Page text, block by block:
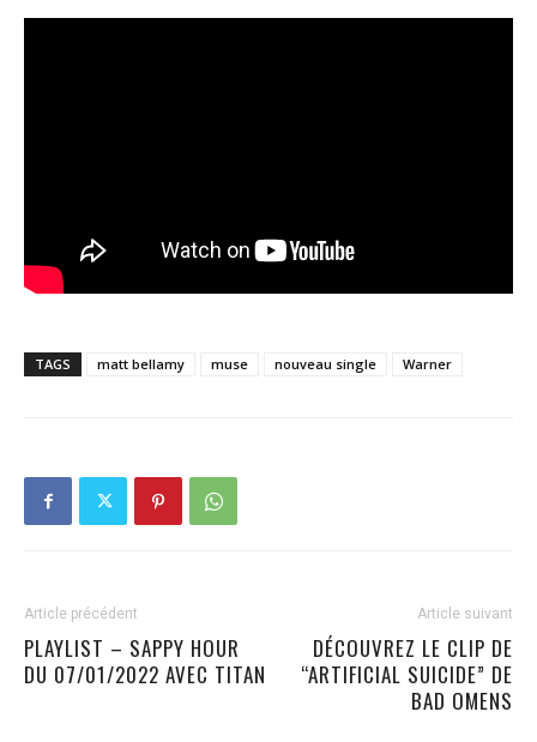
TAGS matt bellamy muse nouveau single Warner
Article précédent
PLAYLIST – SAPPY HOUR
DU 07/01/2022 AVEC TITAN
Article suivant
DÉCOUVREZ LE CLIP DE
“ARTIFICIAL SUICIDE” DE
BAD OMENS